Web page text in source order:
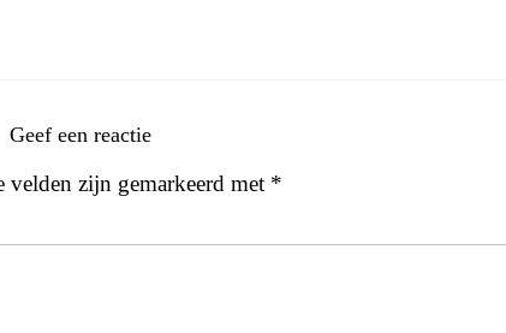
Geef een reactie
velden zijn gemarkeerd met *